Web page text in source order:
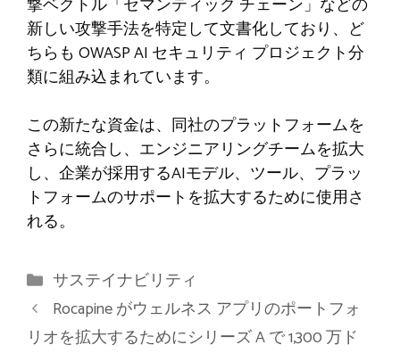
撃ベクトル「セマンティック チェーン」などの
新しい攻撃手法を特定して文書化しており、ど
ちらも OWASP AI セキュリティ プロジェクト分
類に組み込まれています。
この新たな資金は、同社のプラットフォームを
さらに統合し、エンジニアリングチームを拡大
し、企業が採用するAIモデル、ツール、プラッ
トフォームのサポートを拡大するために使用さ
れる。
カ
テ
ゴ
サステイナビリティ
Rocapine がウェルネス アプリのポートフォ
リオを拡大するためにシリーズ A で 1,300 万ド